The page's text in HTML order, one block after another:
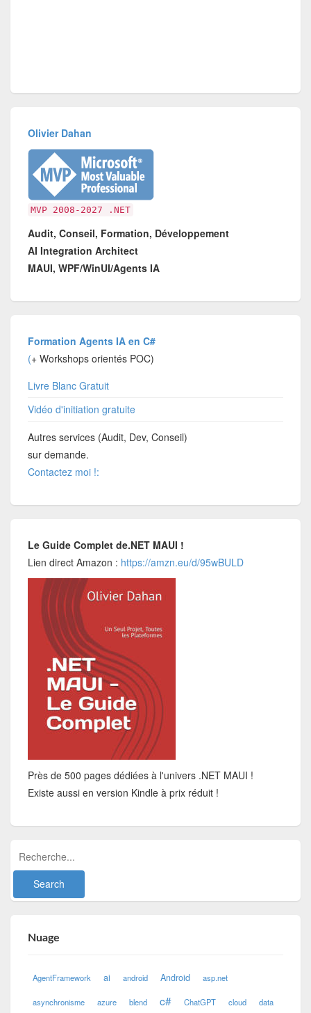
Olivier Dahan
MVP 2008-2027 .NET
Audit, Conseil, Formation, Développement
AI Integration Architect
MAUI, WPF/WinUI/Agents IA
Formation Agents IA en C#
(+ Workshops orientés POC)
Livre Blanc Gratuit
Vidéo d'initiation gratuite
Autres services (Audit, Dev, Conseil)
sur demande.
Contactez moi !:
Le Guide Complet de.NET MAUI !
Lien direct Amazon : https://amzn.eu/d/95wBULD
Près de 500 pages dédiées à l'univers .NET MAUI !
Existe aussi en version Kindle à prix réduit !
Nuage
AgentFramework ai android Android asp.net
asynchronisme azure blend c# ChatGPT cloud data